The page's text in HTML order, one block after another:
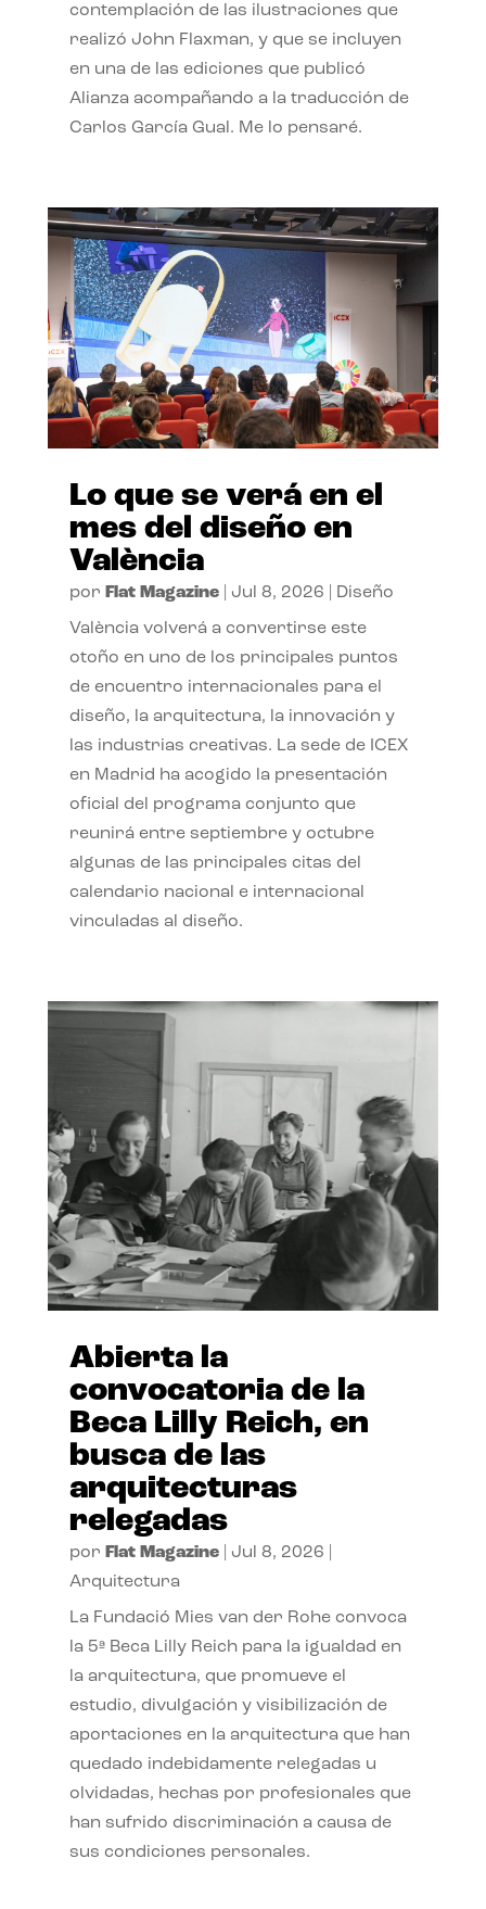
contemplación de las ilustraciones que
realizó John Flaxman, y que se incluyen
en una de las ediciones que publicó
Alianza acompañando a la traducción de
Carlos García Gual. Me lo pensaré.
Lo que se verá en el
mes del diseño en
València
por Flat Magazine| Jul 8, 2026 Diseño
València volverá a convertirse este
otoño en uno de los principales puntos
de encuentro internacionales para el
diseño, la arquitectura, la innovación y
las industrias creativas. La sede de ICEX
en Madrid ha acogido la presentación
oficial del programa conjunto que
reunirá entre septiembre y octubre
algunas de las principales citas del
calendario nacional e internacional
vinculadas al diseño.
Abierta la
convocatoria de la
Beca Lilly Reich, en
busca de las
arquitecturas
relegadas
por Flat Magazine| Jul 8, 2026
Arquitectura
La Fundació Mies van der Rohe convoca
la 5ª Beca Lilly Reich para la igualdad en
la arquitectura, que promueve el
estudio, divulgación y visibilización de
aportaciones en la arquitectura que han
quedado indebidamente relegadas u
olvidadas, hechas por profesionales que
han sufrido discriminación a causa de
sus condiciones personales.